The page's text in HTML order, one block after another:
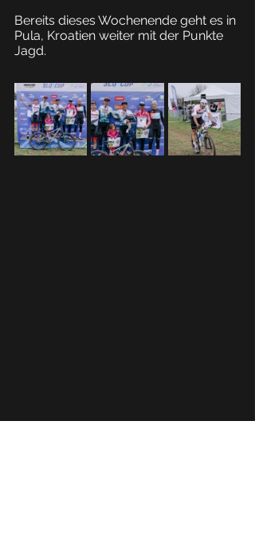
Bereits dieses Wochenende geht es in
Pula, Kroatien weiter mit der Punkte
Jagd.